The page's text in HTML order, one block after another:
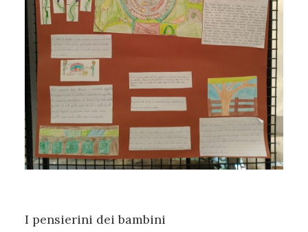
I pensierini dei bambini